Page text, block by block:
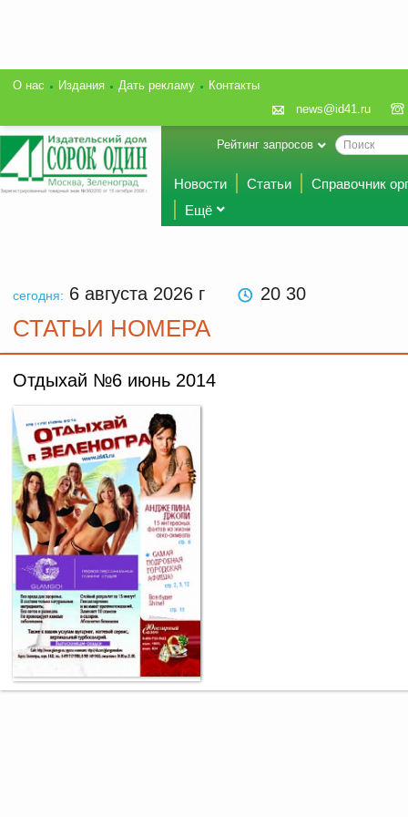
О нас Издания Дать рекламу
Контакты
news@id41.ru
Рейтинг запросов
Новости Статьи
Справочник
Ещё
сегодня: 6 августа 2026 г 20 30
СТАТЬИ НОМЕРА
Отдыхай №6 июнь 2014